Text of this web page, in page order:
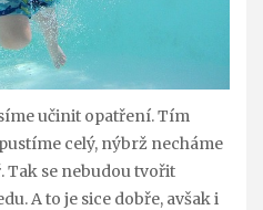
učinit opatření. Tím
celý, nýbrž necháme
se nebudou tvořit
A to je sice dobře, avšak i